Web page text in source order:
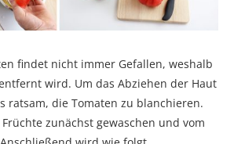
findet nicht immer Gefallen, weshalb
wird. Um das Abziehen der Haut
ratsam, die Tomaten zu blanchieren.
zunächst gewaschen und vom